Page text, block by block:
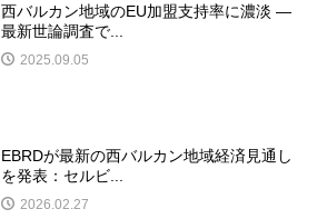
西バルカン地域のEU加盟支持率に濃淡 ―
最新世論調査で...
2025.09.05
EBRDが最新の西バルカン地域経済見通し
を発表：セルビ...
2026.02.27